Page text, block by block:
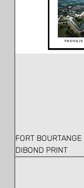
FORT
DIBOND PRINT